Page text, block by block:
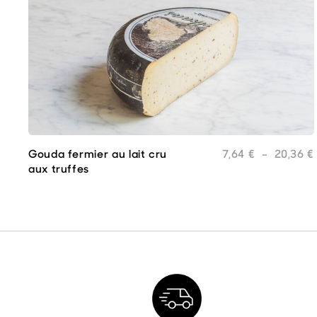
Gouda fermier au lait cru
aux truffes
7,64 € – 20,36€
Les
choisies